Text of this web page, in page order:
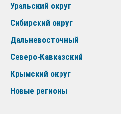
Уральский округ
Сибирский округ
Дальневосточный
Северо-Кавказский
Крымский округ
Новые регионы